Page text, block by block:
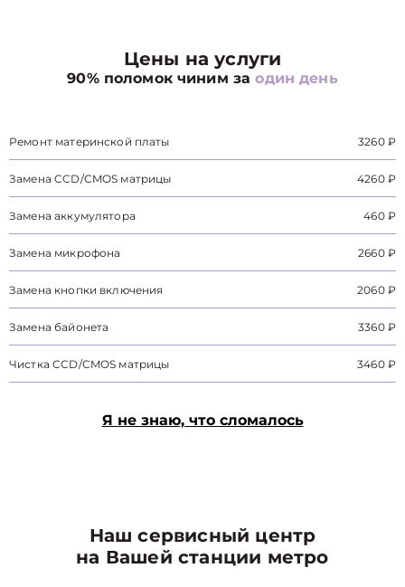
Цены на услуги
90% поломок чиним заодин день
Ремонт материнской платы 3260 ₽
Замена CCD/CMOS матрицы 4260 ₽
Замена аккумулятора 460 ₽
Замена микрофона 2660 ₽
Замена кнопки включения 2060 ₽
Замена байонета 3360 ₽
Чистка CCD/CMOS матрицы 3460 ₽
Я не знаю, что сломалось
Наш сервисный центр
на Вашей станции метро